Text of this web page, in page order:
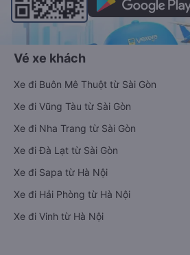
Vé xe khách
Xe đi Buôn Mê Thuột từ Sài Gòn
Xe đi Vũng Tàu từ Sài Gòn
Xe đi Nha Trang từ Sài Gòn
Xe đi Đà Lạt từ Sài Gòn
Xe đi Sapa từ Hà Nội
Xe đi Hải Phòng từ Hà Nội
Xe đi Vinh từ Hà Nội